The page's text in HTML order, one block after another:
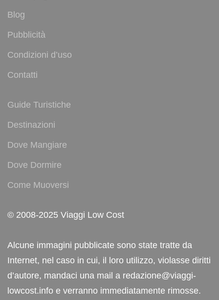
Blog
Pubblicità
Condizioni d’uso
Contatti
Guide Turistiche
Destinazioni
Dove Mangiare
Dove Dormire
Come Muoversi
© 2008-2025 Viaggi Low Cost
Alcune immagini pubblicate sono state tratte da
Internet, nel caso in cui, il loro utilizzo, violasse diritti
d’autore, mandaci una mail a redazione@viaggi-
lowcost.info e verranno immediatamente rimosse.